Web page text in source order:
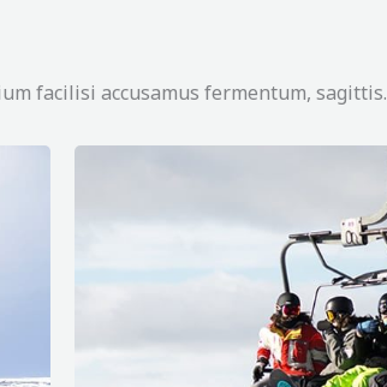
facilisi accusamus fermentum, sagittis.